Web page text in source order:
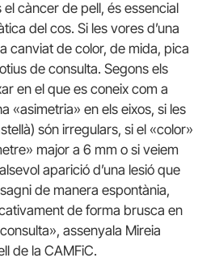
càncer de pell, és essencial
del cos. Si les vores d’una
canviat de color, de mida, pica
de consulta. Segons els
en el que es coneix com a
«asimetria» en els eixos, si les
són irregulars, si el «color»
major a 6 mm o si veiem
aparició d’una lesió que
de manera espontània,
de forma brusca en
assenyala Mireia
de la CAMFiC.